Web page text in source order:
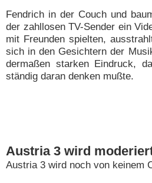
Fendrich in der Couch und
der zahllosen TV-Sender ein
mit Freunden spielten,
sich in den Gesichtern der
dermaßen starken Eindruck,
ständig daran denken mußte.
Austria 3 wird
Austria 3 wird noch von keinem